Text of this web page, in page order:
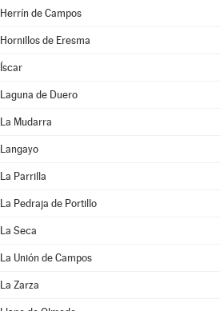
Herrín de Campos
Hornillos de Eresma
Íscar
Laguna de Duero
La Mudarra
Langayo
La Parrilla
La Pedraja de Portillo
La Seca
La Unión de Campos
La Zarza